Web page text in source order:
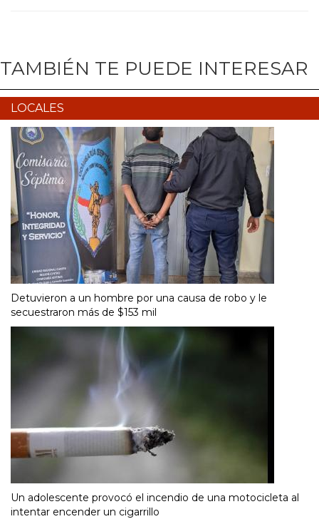
TAMBIÉN TE PUEDE INTERESAR
LOCALES
Detuvieron a un hombre por una causa de robo y le
secuestraron más de $153 mil
Un adolescente provocó el incendio de una motocicleta al
intentar encender un cigarrillo